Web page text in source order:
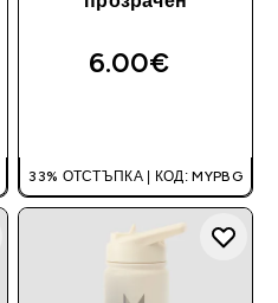
6.00€‎
33% ОТСТЪПКА | КОД: MYPBG